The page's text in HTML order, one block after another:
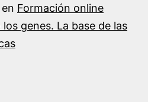
en Formación online
genes. La base de las